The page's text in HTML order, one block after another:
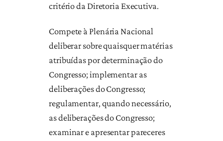
critério da Diretoria Executiva.
Compete à Plenária Nacional
deliberar sobre quaisquer matérias
atribuídas por determinação do
Congresso; implementar as
deliberações do Congresso;
regulamentar, quando necessário,
as deliberações do Congresso;
examinar e apresentar pareceres